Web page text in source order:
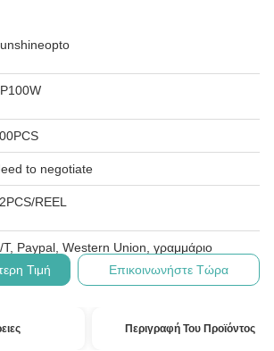
to negotiate
REEL
T, Paypal, Western Union, γραμμάριο
Τιμή Επικοινωνήστε Τώρα
Περιγραφή Του Προϊόντος